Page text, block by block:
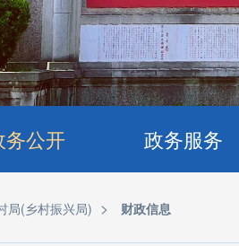
务公开 政务服务
局(乡村振兴局) > 财政信息